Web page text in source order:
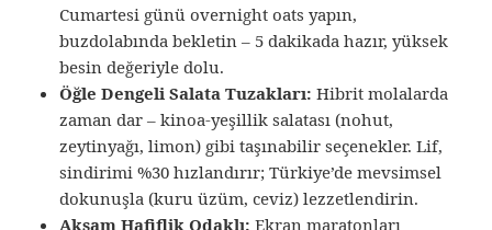
Cumartesi günü overnight oats yapın,
buzdolabında bekletin – 5 dakikada hazır, yüksek
besin değeriyle dolu.
Öğle Dengeli Salata Tuzakları: Hibrit molalarda
zaman dar – kinoa-yeşillik salatası (nohut,
zeytinyağı, limon) gibi taşınabilir seçenekler. Lif,
sindirimi %30 hızlandırır; Türkiye’de mevsimsel
dokunuşla (kuru üzüm, ceviz) lezzetlendirin.
Akşam Hafiflik Odaklı: Ekran maratonları